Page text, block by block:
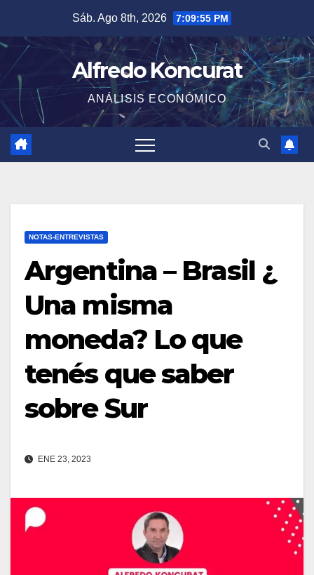
contenido
Sáb. Ago 8th, 2026 7:09:55 PM
Alfredo Koncurat
ANÁLISIS ECONÓMICO
NOTAS-ENTREVISTAS
Argentina – Brasil ¿
Una misma
moneda? Lo que
tenés que saber
sobre Sur
ENE 23, 2023